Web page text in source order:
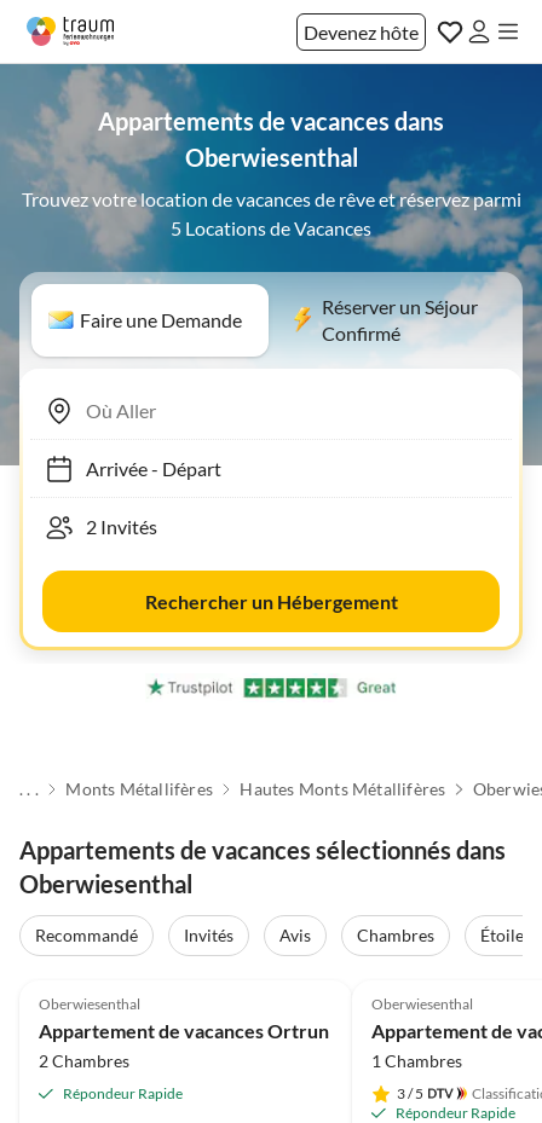
Devenez hôte
Appartements de vacances dans
Oberwiesenthal
Trouvez votre location de vacances de rêve et réservez parmi
5 Locations de Vacances
Faire une Demande
Réserver un Séjour
Confirmé
Arrivée- Départ
Rechercher un Hébergement
. . . Monts Métallifères Hautes Monts Métallifères
Appartements de vacances sélectionnés dans
Oberwiesenthal
Recommandé Invités Avis Chambres Étoiles
Meilleure
Oberwiesenthal
Appartement de vacances Ortrun
2 Chambres
Répondeur Rapide
Oberwiesenthal
1 Chambres
3/ 5
Répondeur Rapide